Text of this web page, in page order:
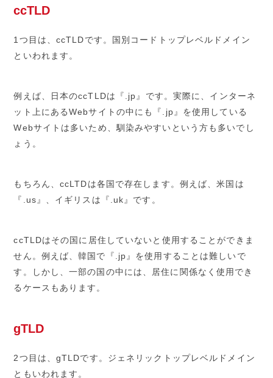
ccTLD
1つ目は、ccTLDです。国別コードトップレベルドメイン
といわれます。
例えば、日本のccTLDは『.jp』です。実際に、インターネ
ット上にあるWebサイトの中にも『.jp』を使用している
Webサイトは多いため、馴染みやすいという方も多いでし
ょう。
もちろん、ccLTDは各国で存在します。例えば、米国は
『.us』、イギリスは『.uk』です。
ccTLDはその国に居住していないと使用することができま
せん。例えば、韓国で『.jp』を使用することは難しいで
す。しかし、一部の国の中には、居住に関係なく使用でき
るケースもあります。
gTLD
2つ目は、gTLDです。ジェネリックトップレベルドメイン
ともいわれます。